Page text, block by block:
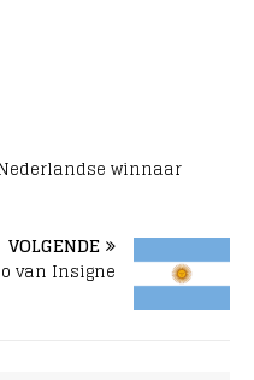
winnaar
VOLGENDE
van Insigne